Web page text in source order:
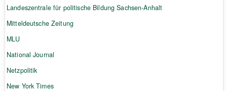
Landeszentrale für politische Bildung Sachsen-Anhalt
Mitteldeutsche Zeitung
MLU
National Journal
Netzpolitik
New York Times